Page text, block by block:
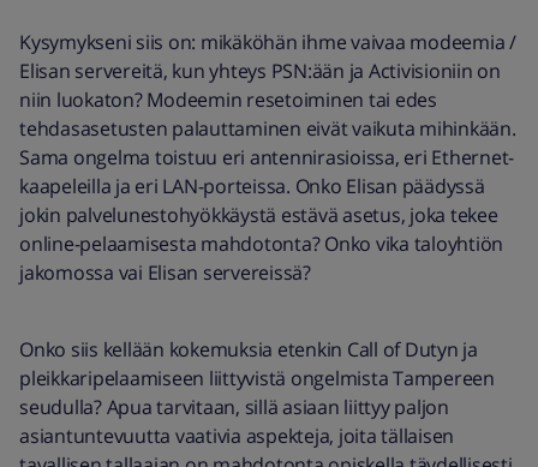
Kysymykseni siis on: mikäköhän ihme vaivaa modeemia /
Elisan servereitä, kun yhteys PSN:ään ja Activisioniin on
niin luokaton? Modeemin resetoiminen tai edes
tehdasasetusten palauttaminen eivät vaikuta mihinkään.
Sama ongelma toistuu eri antennirasioissa, eri Ethernet-
kaapeleilla ja eri LAN-porteissa. Onko Elisan päädyssä
jokin palvelunestohyökkäystä estävä asetus, joka tekee
online-pelaamisesta mahdotonta? Onko vika taloyhtiön
jakomossa vai Elisan servereissä?
Onko siis kellään kokemuksia etenkin Call of Dutyn ja
pleikkaripelaamiseen liittyvistä ongelmista Tampereen
seudulla? Apua tarvitaan, sillä asiaan liittyy paljon
asiantuntevuutta vaativia aspekteja, joita tällaisen